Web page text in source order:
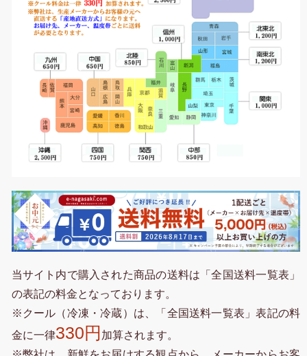
当サイト内で購入された商品の送料は「全国送料一覧表」
の表記の料金となっております。
※クール（冷凍・冷蔵）は、「全国送料一覧表」表記の料
金に一律330円 加算されます。